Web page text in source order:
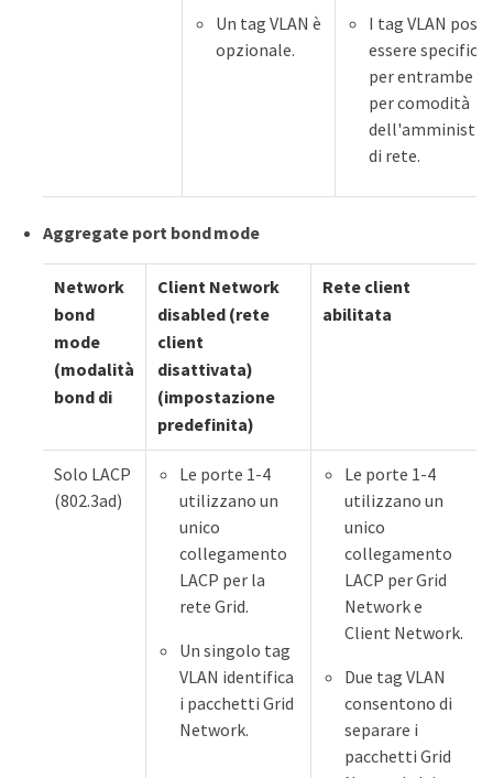
Un tag VLAN è
opzionale.
I tag VLAN
essere
per entrambe
per comodità
di rete.
Aggregate port bond mode
Network
bond
mode
(modalità
bond di
Client Network
disabled (rete
client
disattivata)
(impostazione
predefinita)
Rete client
abilitata
Solo LACP
(802.3ad)
Le porte 1-4
utilizzano un
unico
collegamento
LACP per la
rete Grid.
Un singolo tag
VLAN identifica
i pacchetti Grid
Network.
Le porte 1-4
utilizzano un
unico
collegamento
LACP per Grid
Network e
Client Network.
Due tag VLAN
consentono di
separare i
pacchetti Grid